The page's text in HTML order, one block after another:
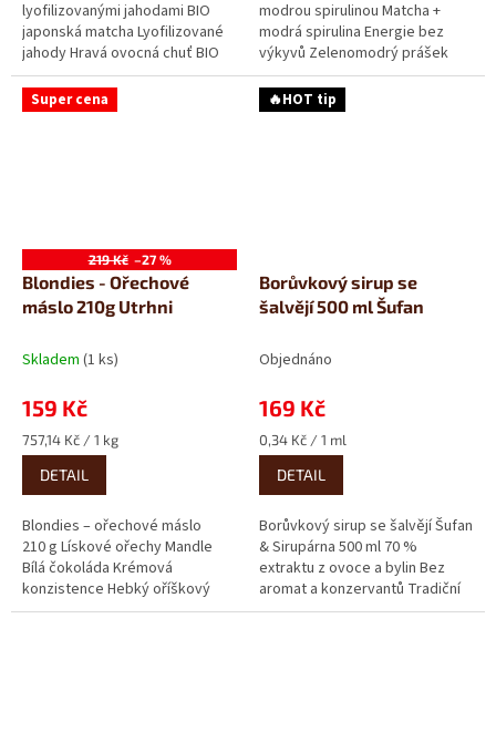
lyofilizovanými jahodami BIO
japonská matcha Lyofilizované
jahody Hravá ovocná chuť BIO
japonský čaj Matcha s...
modrou spirulinou Matcha +
modrá spirulina Energie bez
výkyvů Zelenomodrý prášek
BIO japonský čaj Matcha s
modrou...
Super cena
219 Kč –27 %
Blondies - Ořechové
máslo 210g Utrhni
Skladem (1 ks)
159 Kč
Měrná
cena:
757,14 Kč / 1 kg
DETAIL
Blondies – ořechové máslo
210 g Lískové ořechy Mandle
Bílá čokoláda Krémová
konzistence Hebký oříškový
krém, který si vás získá na
🔥HOT tip
Borůvkový sirup se
šalvějí 500 ml Šufan
Objednáno
169 Kč
Měrná
cena:
0,34 Kč / 1 ml
DETAIL
Borůvkový sirup se šalvějí Šufan
& Sirupárna 500 ml 70 %
extraktu z ovoce a bylin Bez
aromat a konzervantů Tradiční
ruční výroba Borůvkový...